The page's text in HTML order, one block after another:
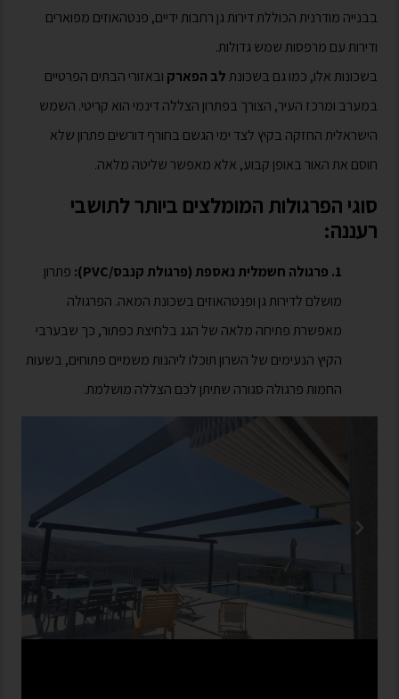
בבנייה מודרנית הכוללת דירות גן רחבות ידיים, פנטהאוזים מפוארים
ודירות עם מרפסות שמש גדולות.
בשכונות אלו, כמו גם בשכונתלב הפארק ובאזורי הבתים הפרטיים
במערב ומרכז העיר, הצורך בפתרון הצללה דינמי הוא קריטי. השמש
הישראלית החזקה בקיץ לצד ימי הגשם בחורף דורשים פתרון שלא
חוסם את האור באופן קבוע, אלא מאפשר שליטה מלאה.
סוגי הפרגולות המומלצים ביותר לתושבי
רעננה:
1. פרגולה חשמלית נאספת (פרגולת קנבס/PVC):
פתרון
מושלם לדירות גן ופנטהאוזים בשכונת המאה. הפרגולה
מאפשרת פתיחה מלאה של הגג בלחיצת כפתור, כך שבערבי
הקיץ הנעימים של השרון תוכלו ליהנות משמיים פתוחים, בשעות
החמות פרגולה סגורה שתיתן לכם הצללה מושלמת.